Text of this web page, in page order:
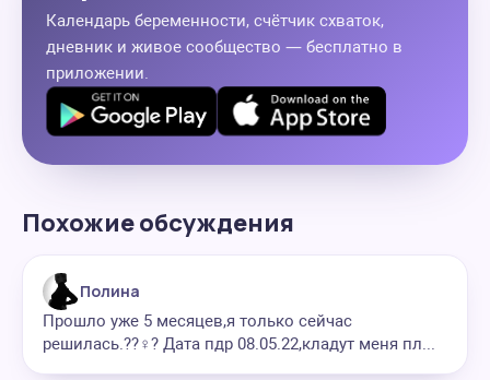
Календарь беременности, счётчик схваток,
дневник и живое сообщество — бесплатно в
приложении.
Похожие обсуждения
Полина
Прошло уже 5 месяцев,я только сейчас
решилась.??‍♀️? Дата пдр 08.05.22,кладут меня пл...